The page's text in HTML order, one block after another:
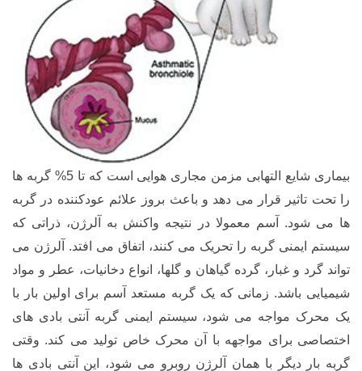
بیماری شایع التهابی مزمن مجاری هوایی است که تا 5% گربه ها
را تحت تاثیر قرار می دهد و باعث بروز علائم عودکننده در گربه
ها می شود. آسم معمولا در نتیجه واکنش به آلرژن، ذراتی که
سیستم ایمنی گربه را تحریک می کنند، اتفاق می افتد. آلرژن می
تواند گرد و غبار، گرده گیاهان و گلها، انواع دخانیات، عطر و مواد
شیمیایی باشد. زمانی که یک گربه مستعد آسم برای اولین بار با
یک محرک مواجه می شود، سیستم ایمنی گربه آنتی بادی های
اختصاصی برای مواجهه با آن محرک خاص تولید می کند. وقتی
گربه بار دیگر با همان آلرژن روبرو می شود، این آنتی بادی ها